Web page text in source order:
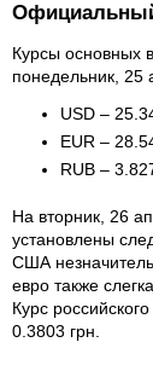
Курсы основных
понедельник, 25
USD –
EUR –
RUB –
На вторник, 26
установлены
США
евро также
Курс
0.3803 грн.